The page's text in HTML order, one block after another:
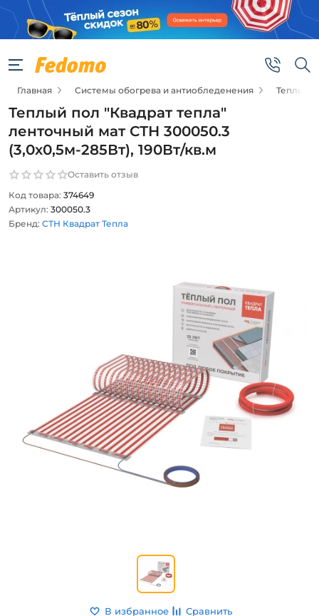
Главная Системы обогрева и антиобледенения Теплые
Теплый пол "Квадрат тепла"
ленточный мат СТН 300050.3
(3,0х0,5м-285Вт), 190Вт/кв.м
Оставить отзыв
Код товара: 374649
Артикул: 300050.3
Бренд: СТН Квадрат Тепла
В избранное Сравнить